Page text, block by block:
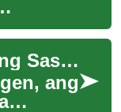
ng
Hydrogen sa Makina ng Sasakyan: Praktikal na Alternatibo?
ang